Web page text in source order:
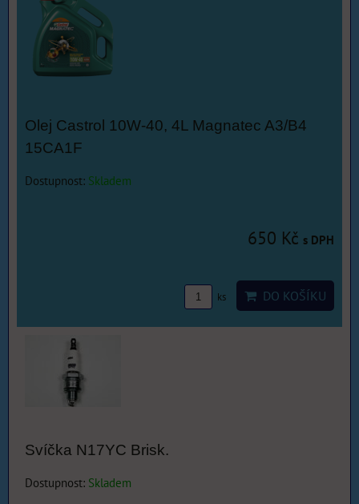
Olej Castrol 10W-40, 4L Magnatec A3/B4
15CA1F
Dostupnost: Skladem
650 Kč s DPH
ks DO KOŠÍKU
Svíčka N17YC Brisk.
Dostupnost: Skladem